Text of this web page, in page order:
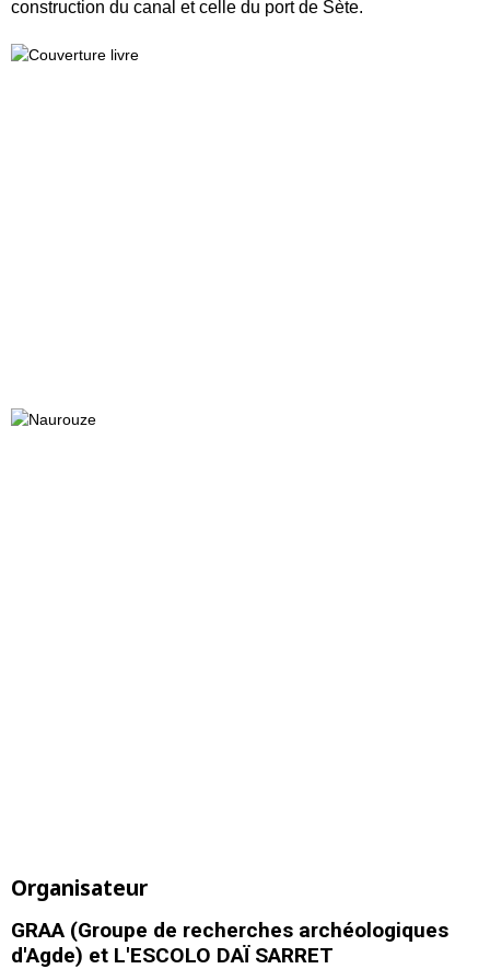
construction du canal et celle du port de Sète.
Organisateur
GRAA (Groupe de recherches archéologiques
d'Agde) et L'ESCOLO DAÏ SARRET